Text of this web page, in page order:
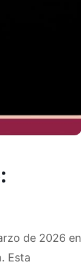
de 2026 en
Esta